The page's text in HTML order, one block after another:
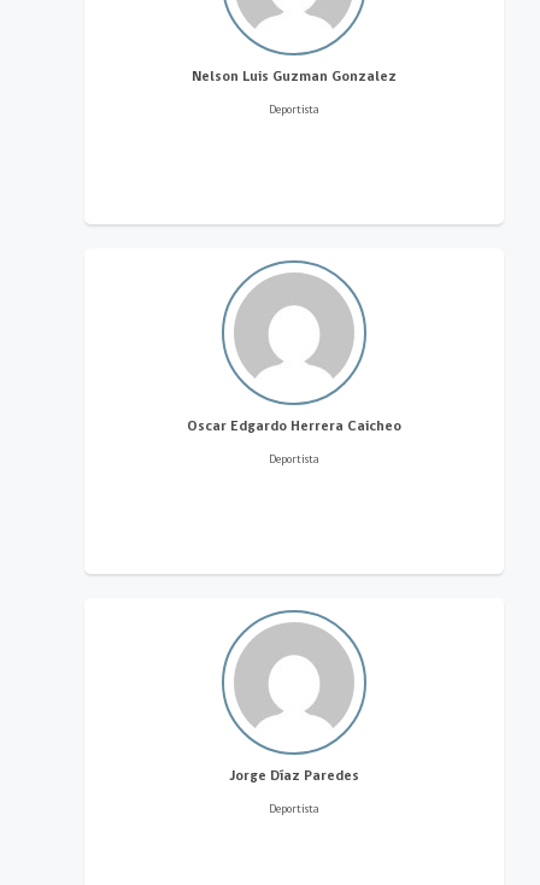
Nelson Luis Guzman Gonzalez
Deportista
Oscar Edgardo Herrera Caicheo
Deportista
Jorge Díaz Paredes
Deportista